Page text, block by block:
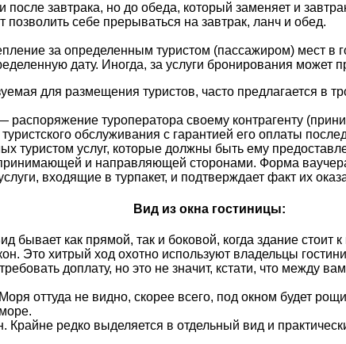
завтрака, но до обеда, который заменяет и
позволить себе прерываться на завтрак, ланч и обед.
за определенным туристом (пассажиром) мест в
дату. Иногда, за услуги бронирования может
для размещения туристов, часто предлагается в
распоряжение туроператора своему контрагенту
обслуживания с гарантией его оплаты
туристом услуг, которые должны быть ему
и направляющей сторонами. Форма
входящие в турпакет, и подтверждает факт их
Вид из окна гостиницы:
как прямой, так и боковой, когда здание стоит
Это хитрый ход охотно используют владельцы
доплату, но это не значит, кстати, что между
оттуда не видно, скорее всего, под окном будет
редко выделяется в отдельный вид и